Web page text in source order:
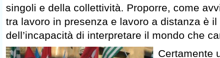
singoli e della collettività. Proporre, come
tra lavoro in presenza e lavoro a distanza è
dell’incapacità di interpretare il mondo che
Certamente